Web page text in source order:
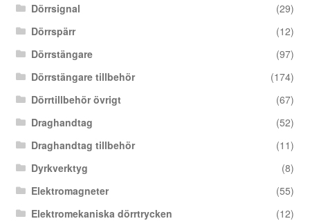
Dörrsignal
(29)
Dörrspärr
(12)
Dörrstängare
(97)
Dörrstängare tillbehör
(174)
Dörrtillbehör övrigt
(67)
Draghandtag
(52)
Draghandtag tillbehör
(11)
Dyrkverktyg
(8)
Elektromagneter
(55)
Elektromekaniska dörrtrycken
(12)